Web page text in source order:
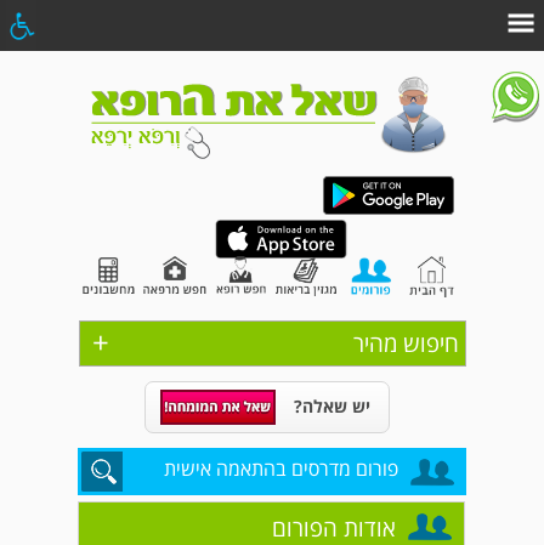
+ חיפוש מהיר
יש שאלה?
פורום מדרסים בהתאמה אישית
אודות הפורום